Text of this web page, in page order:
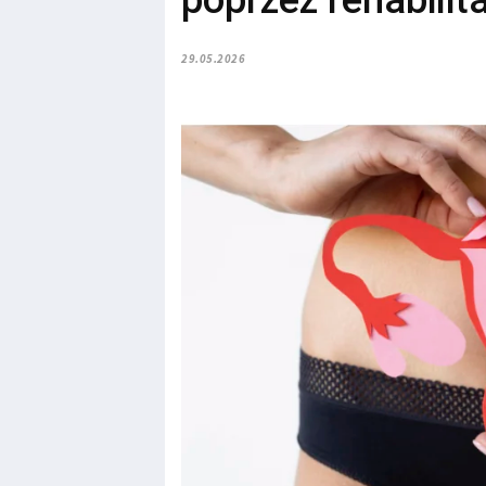
29.05.2026